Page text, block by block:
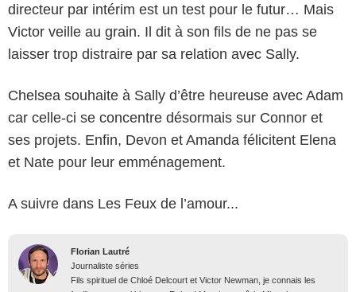
directeur par intérim est un test pour le futur… Mais
Victor veille au grain. Il dit à son fils de ne pas se
laisser trop distraire par sa relation avec Sally.
Chelsea souhaite à Sally d’être heureuse avec Adam
car celle-ci se concentre désormais sur Connor et
ses projets. Enfin, Devon et Amanda félicitent Elena
et Nate pour leur emménagement.
A suivre dans Les Feux de l’amour...
Florian Lautré
Journaliste séries
Fils spirituel de Chloé Delcourt et Victor Newman, je connais les